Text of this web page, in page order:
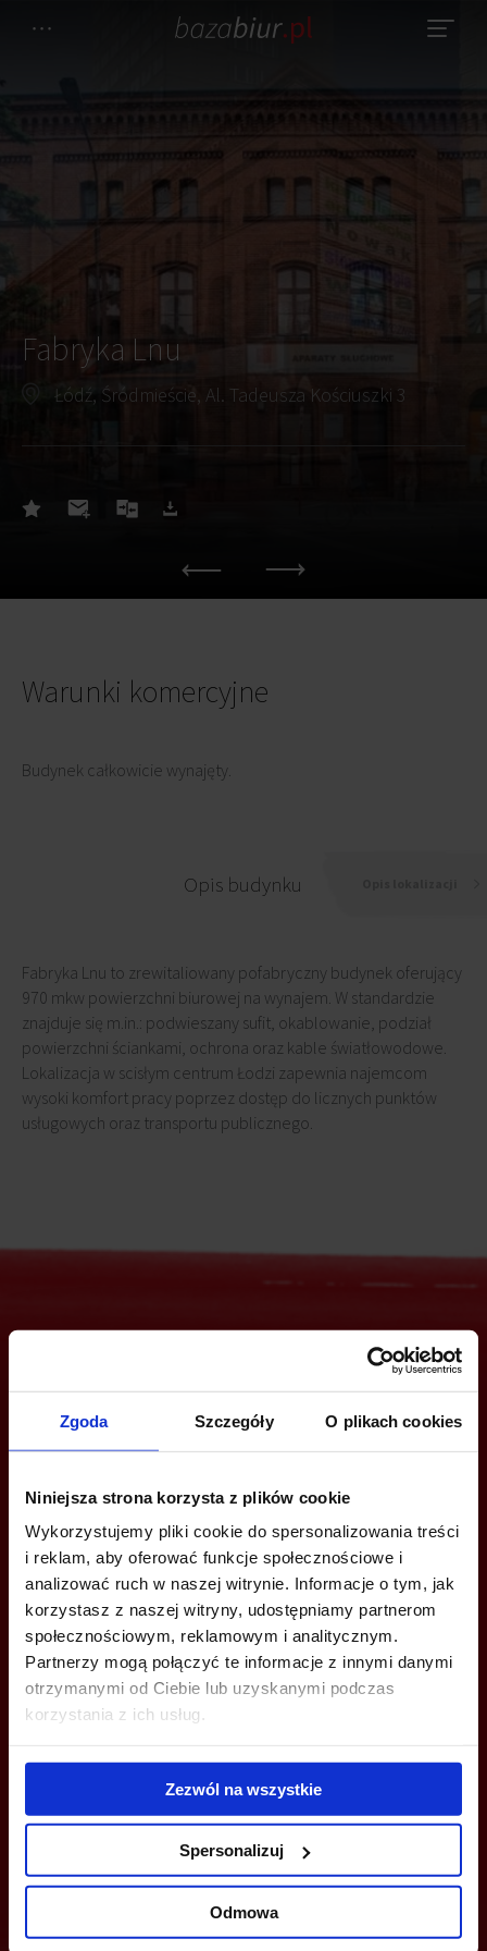
Zgoda Szczegóły O plikach cookies
Niniejsza strona korzysta z plików cookie
Wykorzystujemy pliki cookie do spersonalizowania treści
i reklam, aby oferować funkcje społecznościowe i
analizować ruch w naszej witrynie. Informacje o tym, jak
korzystasz z naszej witryny, udostępniamy partnerom
społecznościowym, reklamowym i analitycznym.
Partnerzy mogą połączyć te informacje z innymi danymi
otrzymanymi od Ciebie lub uzyskanymi podczas
korzystania z ich usług.
Zezwól na wszystkie
Spersonalizuj
Odmowa
Fabryka Lnu
Łódź, Śródmieście, Al. Tadeusza Kościuszki 3
Warunki komercyjne
Budynek całkowicie wynajęty.
Opis budynku
Fabryka Lnu to zrewitaliowany pofabryczny budynek oferujący
970 mkw powierzchni biurowej na wynajem. W standardzie
znajduje się m.in.: podwieszany sufit, okablowanie, podział
powierzchni ściankami, ochrona oraz kable światłowodowe.
Lokalizacja w scisłym centrum Łodzi zapewnia najemcom
wysoki komfort pracy poprzez dostęp do licznych punktów
usługowych oraz transportu publicznego.
Jesteś zainteresowany tą ofertą?
+48 22 167 04 00
info@bazabiur.pl
MOŻESZ TEŻ ZOSTAWIĆ SWÓJ NUMER, A MY SKONTAKTUJEMY SIĘ
Z TOBĄ
Wyślij